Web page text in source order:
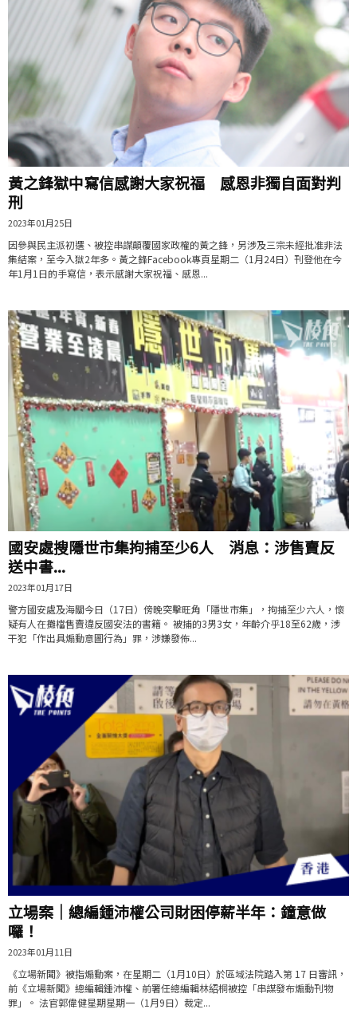
黃之鋒獄中寫信感謝大家祝福 感恩非獨自面對判
刑
2023年01月25日
因參與民主派初選、被控串謀顛覆國家政權的黃之鋒，另涉及三宗未經批准非法
集結案，至今入獄2年多。黃之鋒Facebook專頁星期二（1月24日）刊登他在今
年1月1日的手寫信，表示感謝大家祝福、感恩...
國安處搜隱世市集拘捕至少6人 消息：涉售賣反
送中書...
2023年01月17日
警方國安處及海關今日（17日）傍晚突擊旺角「隱世市集」，拘捕至少六人，懷
疑有人在攤檔售賣違反國安法的書籍。 被捕的3男3女，年齡介乎18至62歲，涉
干犯「作出具煽動意圖行為」罪，涉嫌發佈...
立場案｜總編鍾沛權公司財困停薪半年：鐘意做
囉！
2023年01月11日
《立場新聞》被指煽動案，在星期二（1月10日）於區域法院踏入第 17 日審訊，
前《立場新聞》總編輯鍾沛權、前署任總編輯林紹桐被控「串謀發布煽動刊物
罪」。 法官郭偉健星期星期一（1月9日）裁定...